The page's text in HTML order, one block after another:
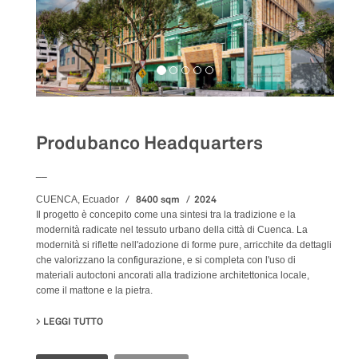
Produbanco Headquarters
CUENCA, Ecuador 8400 sqm 2024
Il progetto è concepito come una sintesi tra la tradizione e la
modernità radicate nel tessuto urbano della città di Cuenca. La
modernità si riflette nell'adozione di forme pure, arricchite da dettagli
che valorizzano la configurazione, e si completa con l'uso di
materiali autoctoni ancorati alla tradizione architettonica locale,
come il mattone e la pietra.
LEGGI TUTTO